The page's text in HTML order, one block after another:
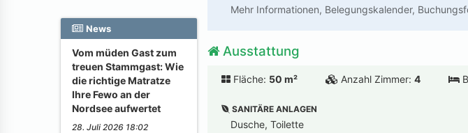
News
Vom müden Gast zum
treuen Stammgast: Wie
die richtige Matratze
Ihre Fewo an der
Nordsee aufwertet
28. Juli 2026 18:02
Mehr Informationen, Belegungskalender,
Ausstattung
Fläche: 50 m² Anzahl Zimmer: 4
SANITÄRE ANLAGEN
Dusche, Toilette